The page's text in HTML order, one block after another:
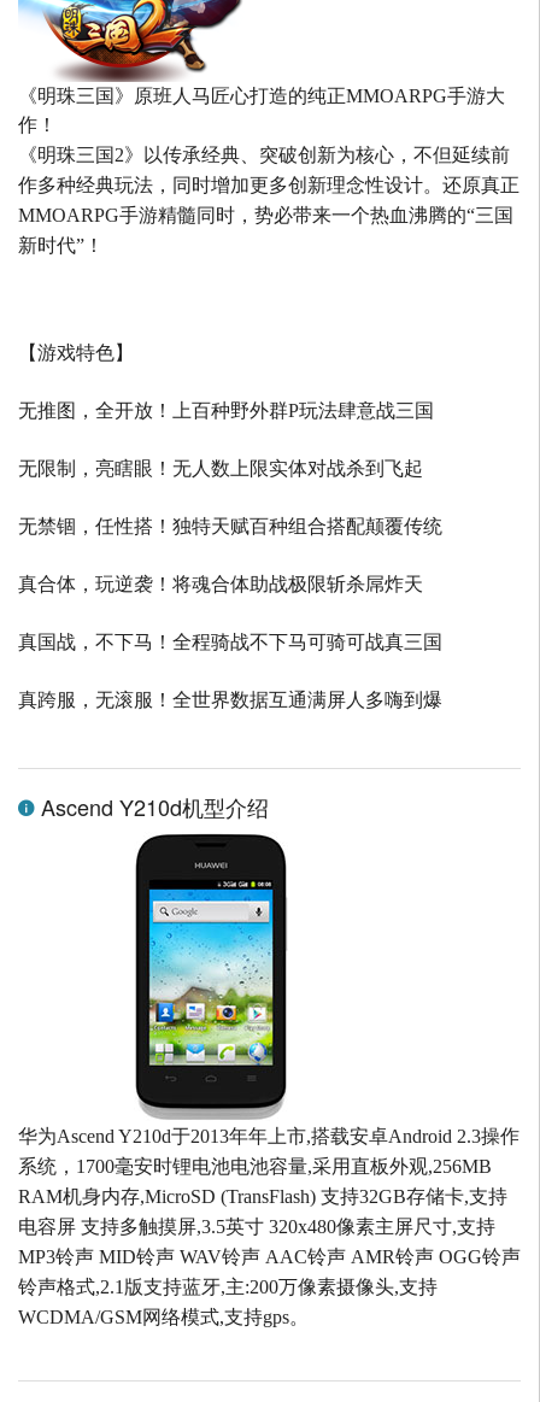
《明珠三国》原班人马匠心打造的纯正MMOARPG手游大
作！
《明珠三国2》以传承经典、突破创新为核心，不但延续前
作多种经典玩法，同时增加更多创新理念性设计。还原真正
MMOARPG手游精髓同时，势必带来一个热血沸腾的“三国
新时代”！
【游戏特色】
无推图，全开放！上百种野外群P玩法肆意战三国
无限制，亮瞎眼！无人数上限实体对战杀到飞起
无禁锢，任性搭！独特天赋百种组合搭配颠覆传统
真合体，玩逆袭！将魂合体助战极限斩杀屌炸天
真国战，不下马！全程骑战不下马可骑可战真三国
真跨服，无滚服！全世界数据互通满屏人多嗨到爆
Ascend Y210d机型介绍
华为Ascend Y210d于2013年年上市,搭载安卓Android 2.3操作
系统，1700毫安时锂电池电池容量,采用直板外观,256MB
RAM机身内存,MicroSD (TransFlash) 支持32GB存储卡,支持
电容屏 支持多触摸屏,3.5英寸 320x480像素主屏尺寸,支持
MP3铃声 MID铃声 WAV铃声 AAC铃声 AMR铃声 OGG铃声
铃声格式,2.1版支持蓝牙,主:200万像素摄像头,支持
WCDMA/GSM网络模式,支持gps。